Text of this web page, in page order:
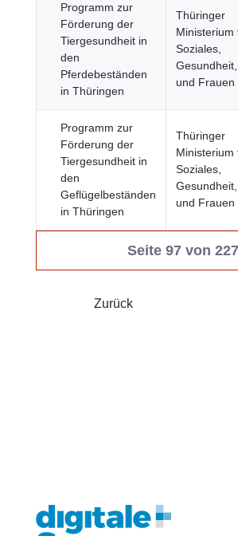
Programm zur
Förderung der
Tiergesundheit in
den
Pferdebeständen
in Thüringen
Thüringer
Ministerium
Soziales,
und Frauen
Programm zur
Förderung der
Tiergesundheit in
den
Geflügelbeständen
in Thüringen
Thüringer
Ministerium
Soziales,
und Frauen
Seite 97 von 227
Zurück